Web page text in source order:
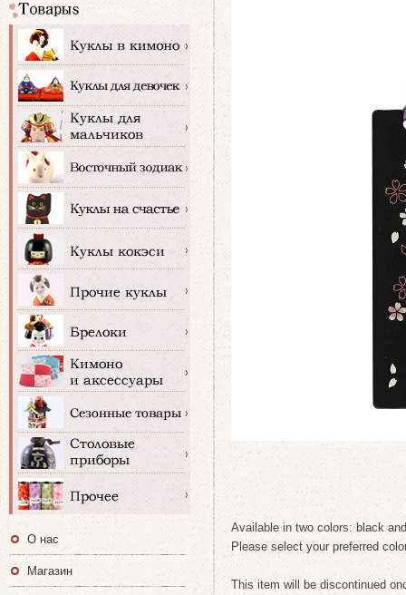
Available in two colors: black
Please select your preferred
This item will be discontinued
О нас
Магазин